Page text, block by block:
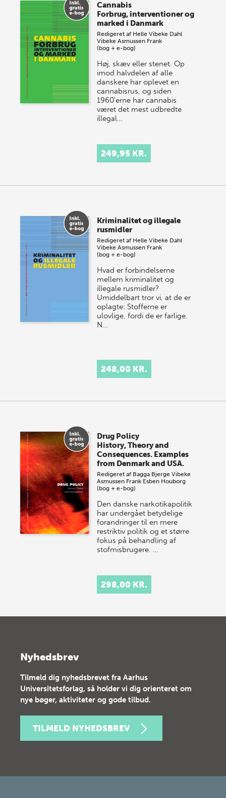
Cannabis
Forbrug, interventioner og
marked i Danmark
Redigeret af Helle Vibeke Dahl
Vibeke Asmussen Frank
(bog + e-bog)
Høj, skæv eller stenet. Op
imod halvdelen af alle
danskere har oplevet en
cannabisrus, og siden
1960'erne har cannabis
været det mest udbredte
illegal…
249,95 KR.
Kriminalitet og illegale
rusmidler
Redigeret af Helle Vibeke Dahl
Vibeke Asmussen Frank
(bog + e-bog)
Hvad er forbindelserne
mellem kriminalitet og
illegale rusmidler?
Umiddelbart tror vi, at de er
oplagte: Stofferne er
ulovlige, fordi de er farlige.
N…
248,00 KR.
Drug Policy
History, Theory and
Consequences. Examples
from Denmark and USA.
Redigeret af Bagga Bjerge Vibeke
Asmussen Frank Esben Houborg
(bog + e-bog)
Den danske narkotikapolitik
har undergået betydelige
forandringer til en mere
restriktiv politik og et større
fokus på behandling af
stofmisbrugere. …
298,00 KR.
Nyhedsbrev
Tilmeld dig nyhedsbrevet fra Aarhus
Universitetsforlag, så holder vi dig orienteret om
nye bøger, aktiviteter og gode tilbud.
TILMELD NYHEDSBREV